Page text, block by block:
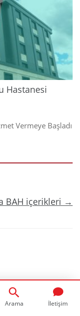
2024
Hastanesi
Vermeye Başladı
BAH içerikleri →
Arama İletişim